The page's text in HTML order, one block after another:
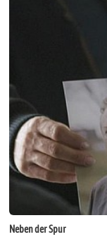
Neben der Spur